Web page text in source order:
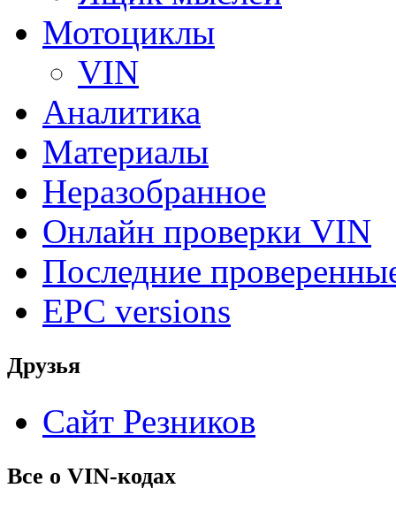
Мотоциклы
VIN
Аналитика
Материалы
Неразобранное
Онлайн проверки VIN
Последние
EPC versions
Друзья
Сайт Резников
Все о VIN-кодах